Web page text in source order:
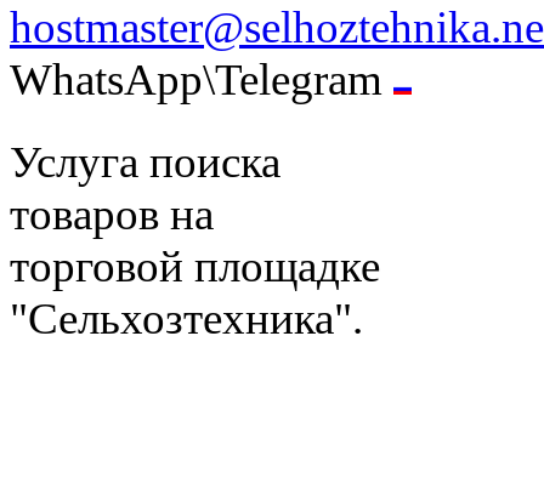
WhatsApp\Telegram
Услуга поиска
товаров на
торговой площадке
"Сельхозтехника".